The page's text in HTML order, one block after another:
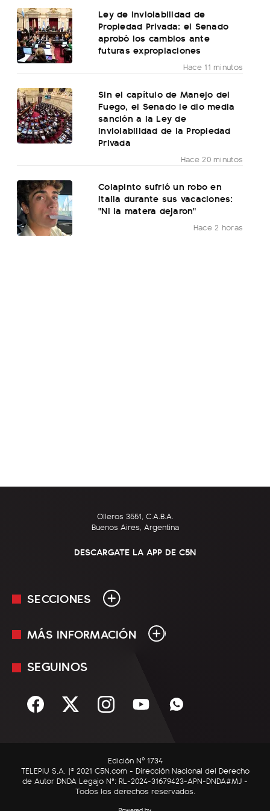
Ley de Inviolabilidad de
Propiedad Privada: el Senado
aprobó los cambios ante
futuras expropiaciones
Hace 11 minutos
Sin el capítulo de Manejo del
Fuego, el Senado le dio media
sanción a la Ley de
Inviolabilidad de la Propiedad
Privada
Hace 20 minutos
Colapinto sufrió un robo en
Italia durante sus vacaciones:
"Ni la matera dejaron"
Hace 2 horas
Olleros 3551, C.A.B.A.
Buenos Aires, Argentina
DESCARGATE LA APP DE C5N
SECCIONES
En Vivo
Sociedad
C5N Autos
RatingCero
MÁS INFORMACIÓN
Mediakit
Términos y condiciones
SEGUINOS
Edición Nº 1734
TELEPIU S.A. |© 2021 C5N.com - Dirección Nacional del Derecho
de Autor DNDA Legajo N°: RL-2024-31679423-APN-DNDA#MJ -
Todos los derechos reservados.